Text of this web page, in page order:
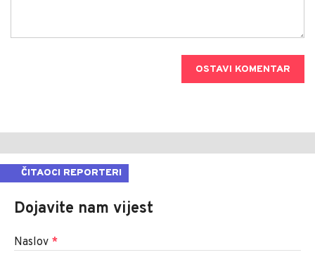
OSTAVI KOMENTAR
ČITAOCI REPORTERI
Dojavite nam vijest
Naslov *